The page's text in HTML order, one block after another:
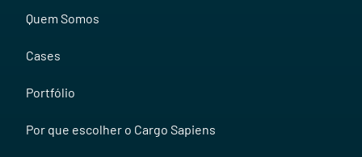
Quem Somos
Cases
Portfólio
Por que escolher o Cargo Sapiens